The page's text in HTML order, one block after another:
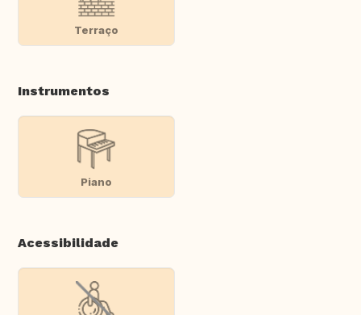
Terraço
Instrumentos
Piano
Acessibilidade